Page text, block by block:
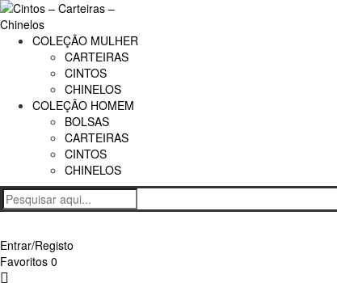
COLEÇÃO MULHER
CARTEIRAS
CINTOS
CHINELOS
COLEÇÃO HOMEM
BOLSAS
CARTEIRAS
CINTOS
CHINELOS
Entrar/Registo
Favoritos 0